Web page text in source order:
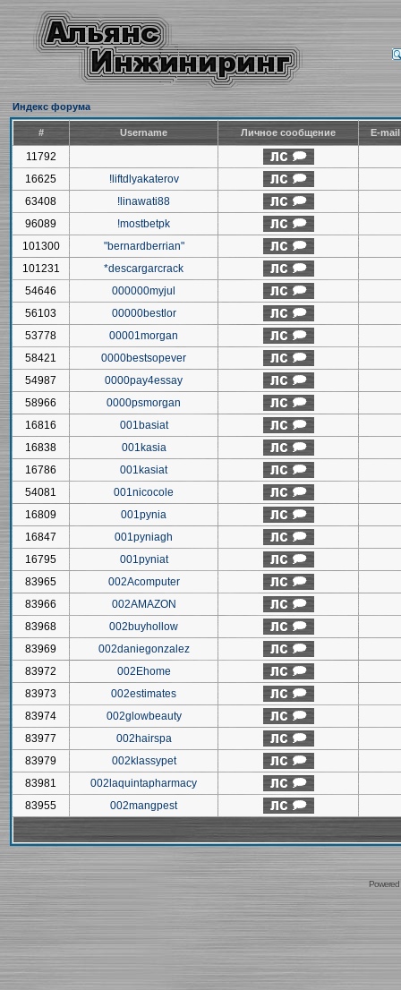
Индекс форума
# Username Личное сообщение E-
11792
16625
!liftdlyakaterov
63408
!linawati88
96089
!mostbetpk
101300
"bernardberrian"
101231
*descargarcrack
54646
000000myjul
56103
00000bestlor
53778
00001morgan
58421
0000bestsopever
54987
0000pay4essay
58966
0000psmorgan
16816
001basiat
16838
001kasia
16786
001kasiat
54081
001nicocole
16809
001pynia
16847
001pyniagh
16795
001pyniat
83965
002Acomputer
83966
002AMAZON
83968
002buyhollow
83969
002daniegonzalez
83972
002Ehome
83973
002estimates
83974
002glowbeauty
83977
002hairspa
83979
002klassypet
83981
002laquintapharmacy
83955
002mangpest